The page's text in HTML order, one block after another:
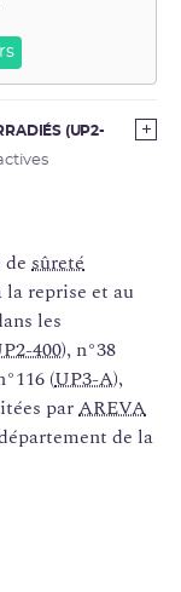
(UP2-
sûreté
la reprise et au
les
400), n°38
(UP3-A),
parAREVA
de la